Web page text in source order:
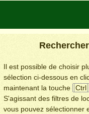
Il est possible de choisir
sélection ci-dessous en
maintenant la touche
Ctrl
S'agissant des filtres de
vous pouvez sélectionner